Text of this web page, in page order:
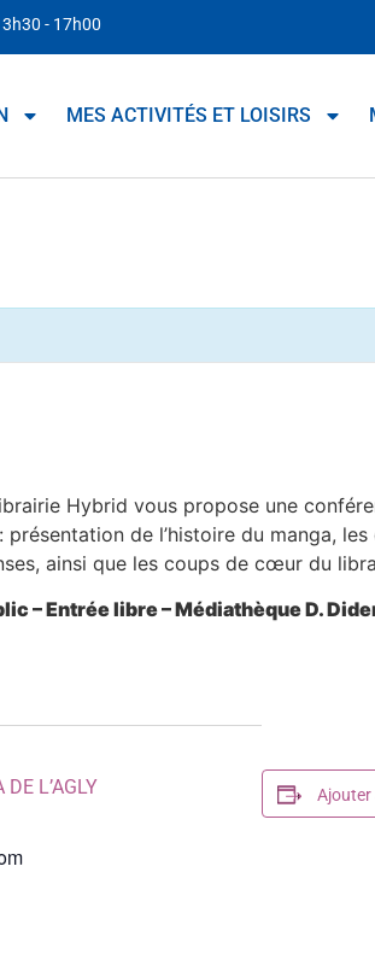
- 17h00
MES ACTIVITÉS ET LOISIRS
Hybrid vous propose une
présentation de l’histoire du manga,
ainsi que les coups de cœur du
– Entrée libre –Médiathèque D.
L’AGLY Ajouter